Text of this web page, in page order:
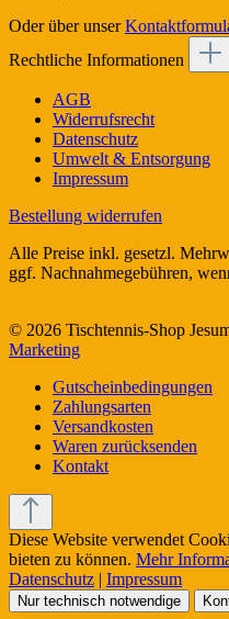
Oder über unser
Rechtliche Informationen
AGB
Widerrufsrecht
Datenschutz
Umwelt & Entsorgung
Impressum
Bestellung widerrufen
Alle Preise inkl. gesetzl.
ggf. Nachnahmegebühren,
© 2026 Tischtennis-Shop
Marketing
Gutscheinbedingungen
Zahlungsarten
Versandkosten
Waren zurücksenden
Kontakt
Diese Website verwendet
bieten zu können. Mehr
Datenschutz | Impressum
Nur technisch notwendige